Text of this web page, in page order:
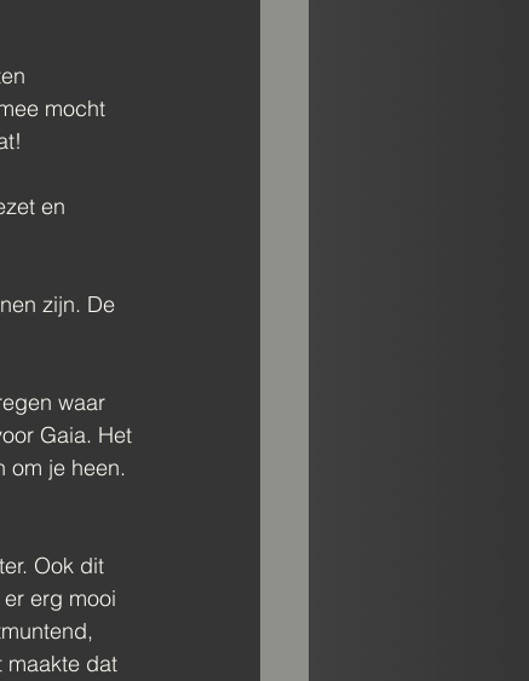
mocht
en
zijn. De
waar
Gaia. Het
om je heen.
Ook dit
erg mooi
maakte dat